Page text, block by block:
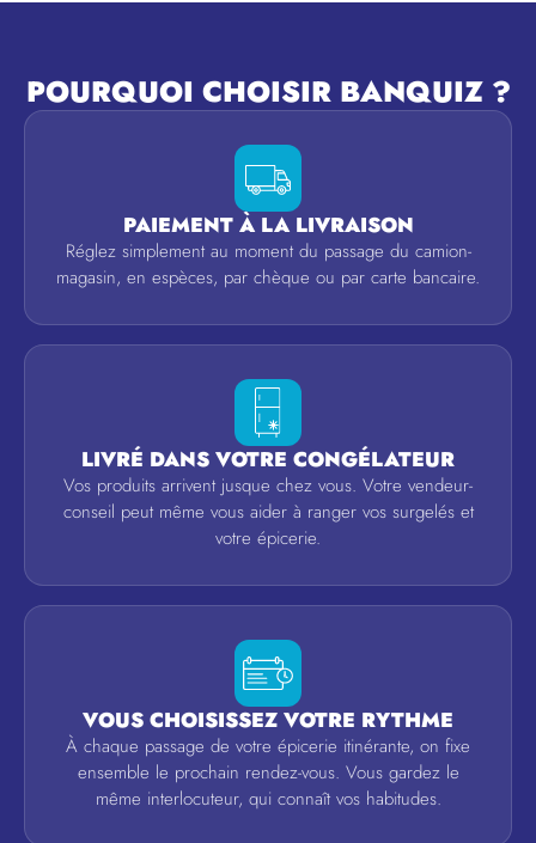
POURQUOI CHOISIR BANQUIZ ?
PAIEMENT À LA LIVRAISON
Réglez simplement au moment du passage du camion-
magasin, en espèces, par chèque ou par carte bancaire.
LIVRÉ DANS VOTRE CONGÉLATEUR
Vos produits arrivent jusque chez vous. Votre vendeur-
conseil peut même vous aider à ranger vos surgelés et
votre épicerie.
VOUS CHOISISSEZ VOTRE RYTHME
À chaque passage de votre épicerie itinérante, on fixe
ensemble le prochain rendez-vous. Vous gardez le
même interlocuteur, qui connaît vos habitudes.